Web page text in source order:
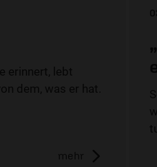
erinnert, lebt
dem, was er hat.
mehr